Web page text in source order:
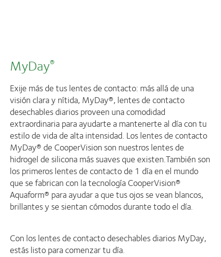
MyDay®
Exije más de tus lentes de contacto: más allá de una
visión clara y nítida, MyDay®, lentes de contacto
desechables diarios proveen una comodidad
extraordinaria para ayudarte a mantenerte al día con tu
estilo de vida de alta intensidad. Los lentes de contacto
MyDay® de CooperVision son nuestros lentes de
hidrogel de silicona más suaves que existen.También son
los primeros lentes de contacto de 1 día en el mundo
que se fabrican con la tecnología CooperVision®
Aquaform® para ayudar a que tus ojos se vean blancos,
brillantes y se sientan cómodos durante todo el día.
Con los lentes de contacto desechables diarios MyDay,
estás listo para comenzar tu día.